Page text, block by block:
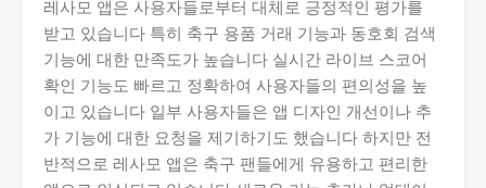
레사모 앱은 사용자들로부터 대체로 긍정적인 평가를
받고 있습니다 특히 축구 용품 거래 기능과 동호회 검색
기능에 대한 만족도가 높습니다 실시간 라이브 스코어
확인 기능도 빠르고 정확하여 사용자들의 편의성을 높
이고 있습니다 일부 사용자들은 앱 디자인 개선이나 추
가 기능에 대한 요청을 제기하기도 했습니다 하지만 전
반적으로 레사모 앱은 축구 팬들에게 유용하고 편리한